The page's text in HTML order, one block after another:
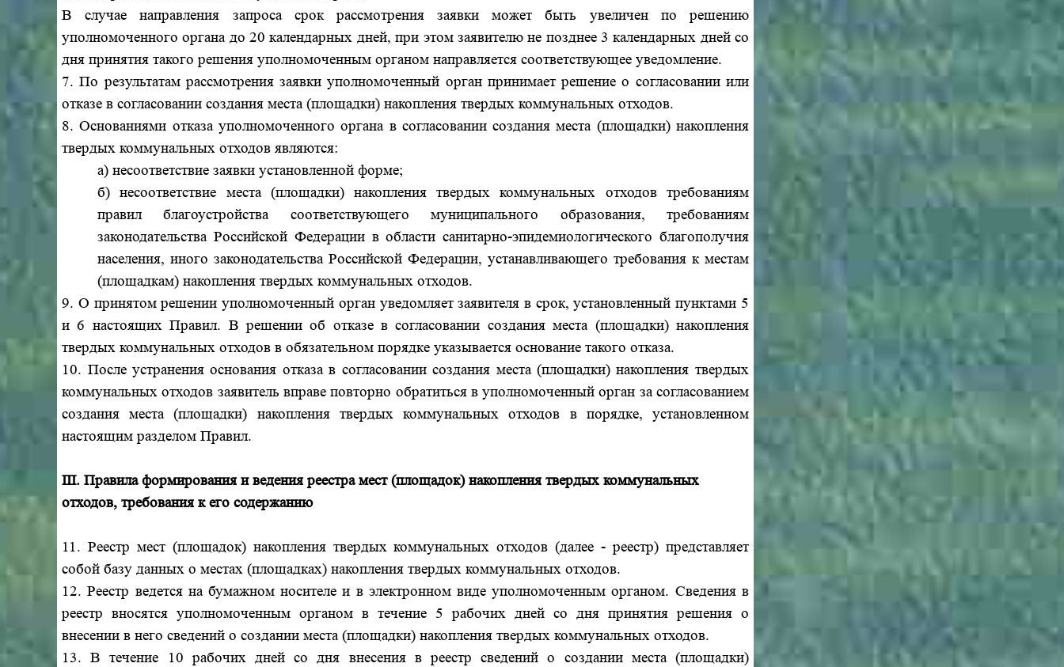
В случае направления запроса срок рассмотрения заявки может быть увеличен по решению
уполномоченного органа до 20 календарных дней, при этом заявителю не позднее 3 календарных дней со
дня принятия такого решения уполномоченным органом направляется соответствующее уведомление.
7. По результатам рассмотрения заявки уполномоченный орган принимает решение о согласовании или
отказе в согласовании создания места (площадки) накопления твердых коммунальных отходов.
8. Основаниями отказа уполномоченного органа в согласовании создания места (площадки) накопления
твердых коммунальных отходов являются:
а) несоответствие заявки установленной форме;
б) несоответствие места (площадки) накопления твердых коммунальных отходов требованиям
правил благоустройства соответствующего муниципального образования, требованиям
законодательства Российской Федерации в области санитарно-эпидемиологического благополучия
населения, иного законодательства Российской Федерации, устанавливающего требования к местам
(площадкам) накопления твердых коммунальных отходов.
9. О принятом решении уполномоченный орган уведомляет заявителя в срок, установленный пунктами 5
и 6 настоящих Правил. В решении об отказе в согласовании создания места (площадки) накопления
твердых коммунальных отходов в обязательном порядке указывается основание такого отказа.
10. После устранения основания отказа в согласовании создания места (площадки) накопления твердых
коммунальных отходов заявитель вправе повторно обратиться в уполномоченный орган за согласованием
создания места (площадки) накопления твердых коммунальных отходов в порядке, установленном
настоящим разделом Правил.
III. Правила формирования и ведения реестрамест (площадок) накопления твердых коммунальных
отходов, требования к его содержанию
11. Реестр мест (площадок) накопления твердых коммунальных отходов (далее - реестр) представляет
собой базу данных о местах (площадках) накопления твердых коммунальных отходов.
12. Реестр ведется на бумажном носителе и в электронном виде уполномоченным органом. Сведения в
реестр вносятся уполномоченным органом в течение 5 рабочих дней со дня принятия решения о
внесении в него сведений о создании места (площадки) накопления твердых коммунальных отходов.
13. В течение 10 рабочих дней со дня внесения в реестр сведений о создании места (площадки)